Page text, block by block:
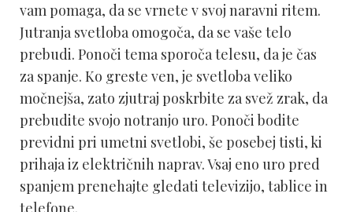
vam pomaga, da se vrnete v svoj naravni ritem.
Jutranja svetloba omogoča, da se vaše telo
prebudi. Ponoči tema sporoča telesu, da je čas
za spanje. Ko greste ven, je svetloba veliko
močnejša, zato zjutraj poskrbite za svež zrak, da
prebudite svojo notranjo uro. Ponoči bodite
previdni pri umetni svetlobi, še posebej tisti, ki
prihaja iz električnih naprav. Vsaj eno uro pred
spanjem prenehajte gledati televizijo, tablice in